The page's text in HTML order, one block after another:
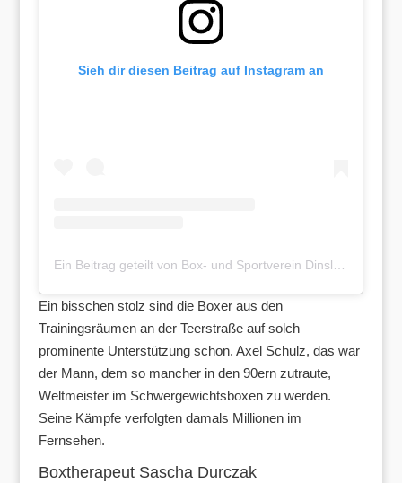
Sieh dir diesen Beitrag auf Instagram an
Ein bisschen stolz sind die Boxer aus den
Trainingsräumen an der Teerstraße auf solch
prominente Unterstützung schon. Axel Schulz, das war
der Mann, dem so mancher in den 90ern zutraute,
Weltmeister im Schwergewichtsboxen zu werden.
Seine Kämpfe verfolgten damals Millionen im
Fernsehen.
Boxtherapeut Sascha Durczak